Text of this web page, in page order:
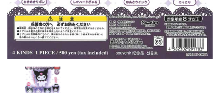
販促用カプセルトイ
よくあるご質問